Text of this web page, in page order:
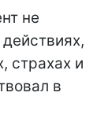
не
страхах и
в